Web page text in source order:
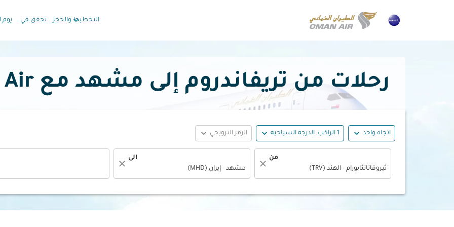
التخطيط والحجز
keyboard_arrow_down تحقق في يوم
رحلات من تريفاندروم إلى مشهد مع Oman Air بدءًا
اتجاه واحد expand_more 1 الراكب, الدرجة السياحية expand_more الرمز الترويجي expand_more
من
close
الى
close